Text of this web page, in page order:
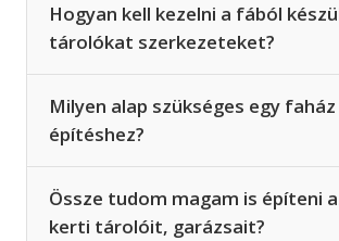
Hogyan kell kezelni a fából
tárolókat szerkezeteket?
Milyen alap szükséges egy faház
építéshez?
Össze tudom magam is építeni
kerti tárolóit, garázsait?